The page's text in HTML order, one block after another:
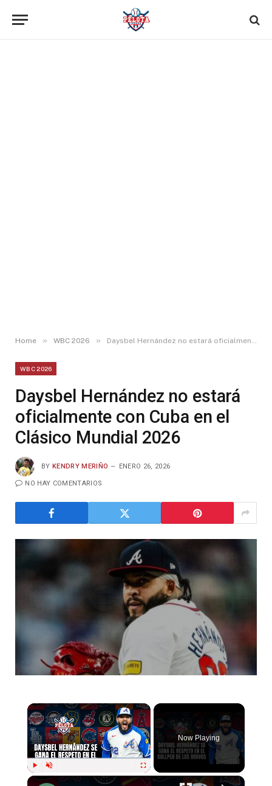
Home » WBC 2026 » Daysbel Hernández no estará oficialmente con Cuba en el Clásico Mundial 2026
WBC 2026
Daysbel Hernández no estará
oficialmente con Cuba en el
Clásico Mundial 2026
BY KENDRY MERIÑO ENERO 26, 2026
NO HAY COMENTARIOS
Play Unmute Fullscreen
Now Playing